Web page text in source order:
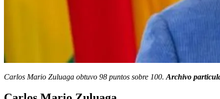
Carlos Mario Zuluaga obtuvo 98 puntos sobre 100. Archivo